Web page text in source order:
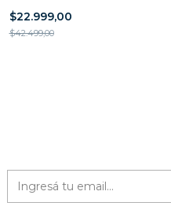
$22.999,00
$42.499,00